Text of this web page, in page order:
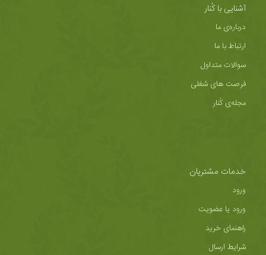
آشنایی با کُنار
درباره‌ی ما
ارتباط با ما
سوالات متداول
فرصت های شغلی
مجله‌ی کُنار
خدمات مشتریان
ورود
ورود یا عضویت
راهنمای خرید
شرایط ارسال